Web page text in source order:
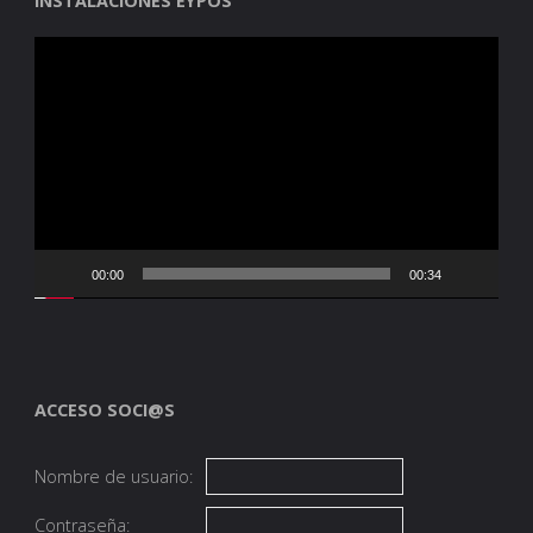
00:00 00:34
ACCESO SOCI@S
Nombre de usuario:
Contraseña: